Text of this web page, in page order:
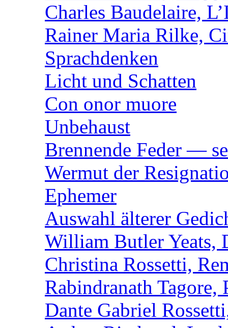
Charles Baudelaire,
Rainer Maria Rilke,
Sprachdenken
Licht und Schatten
Con onor muore
Unbehaust
Brennende Feder —
Wermut der
Ephemer
Auswahl älterer
William Butler Yeats,
Christina Rossetti,
Rabindranath Tagore,
Dante Gabriel